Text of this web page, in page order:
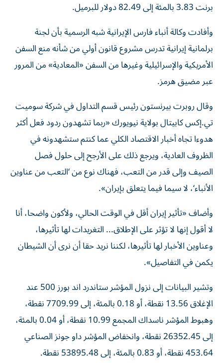
برنت 3.83 بالمئة إلى 82.49 دولار للبرميل.
وأفادت وكالة أنباء فارس الإيرانية شبه الرسمية بأن لجنة
برلمانية إيرانية تدرس مشروع قانون أولي من شأنه منع السفن
الأمريكية والإسرائيلية وغيرها من السفن «المعادية» من ​المرور
عبر مضيق هرمز.
وقال روبرت بيرنستون رئيس قسم التداول في شركة ‌سوميت
تي.إكس كابيتال بولاية نيويورك «ربما تشهدون ردود فعل أكثر
هدوءا تجاه أخبار الاقتصاد الكلي عما كنتم ستشهدونه في
الظروف العادية، ويرجع ذلك على الأرجح إلى حلول ⁠فصل
الصيف وإلى قدر من التعب، فهناك نوع من ‘التعب من عناوين
الأنباء‘، لا سيما فيما يتعلق بإيران».
وأضاف «تأثير إيران أقل في الوقت الحالي، ولأكون واضحا، أنا
لا أقول ​إنها لا ‌تؤثر على الإطلاق... التغريدات لها تأثيرها،
وعناوين الأخبار لها تأثيرها، لكننا ‌نريد حقا أن نرى أن الشيطان
يكمن في التفاصيل».
وتشير البيانات إلى نزول المؤشر ستاندرد اند بورز 500 عند
الإغلاق 13.56 نقطة، أو 0.18 بالمئة، إلى 7709.99 نقطة،
‌وهبوط المؤشر ناسداك ‌المجمع 10.99 نقطة، أو 0.04 بالمئة،
⁠إلى 26352.45 نقطة، وانخفاض المؤشر داو جونز الصناعي
453.64 نقطة، ‌أو 0.83 بالمئة، إلى 53895.48 نقطة.